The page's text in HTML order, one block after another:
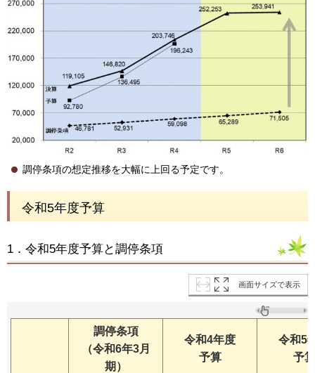
調停条項の想定推移を大幅に上回る予定です。
令和5年度予算
1．令和5年度予算と調停条項
画面サイズで表示
調停条項
（令和6年3月
期）
令和4年度
予算
令和5
予算